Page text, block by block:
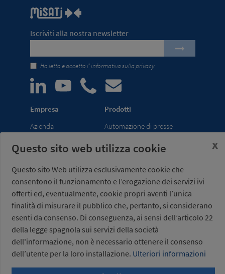
Iscriviti alla nostra newsletter
Ho letto e accetto l’informativa sulla privacy
Empresa
Azienda
Fiere
distribuzione
Prodotti
Automazione di presse
Pinze di presa per robot
Gruppi di chiusura per utensili
Misati S.L.
Av. de la Riera, 15
08960 Sant Just
Desvern
Barcellona - Spagna
Orario:
Da lunedì a venerdì,
dalle 7:00 alle 15:00
(UTC+01:00)
+34 934 404 727
Questo sito web utilizza cookie
Questo sito Web utilizza esclusivamente cookie che
consentono il funzionamento e l’erogazione dei servizi ivi
offerti ed, eventualmente, cookie propri aventi l’unica
finalità di misurare il pubblico che, pertanto, si considerano
esenti da consenso. Di conseguenza, ai sensi dell’articolo 22
della legge spagnola sui servizi della società
dell'informazione, non è necessario ottenere il consenso
dell’utente per la loro installazione. Ulteriori informazioni
x